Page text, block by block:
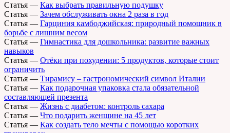
Статья — Как выбрать правильную подушку
Статья — Зачем обслуживать окна 2 раза в год
Статья — Гарциния камбоджийская: природный помощник в
борьбе с лишним весом
Статья — Гимнастика для дошкольника: развитие важных
навыков
Статья — Отёки при похудении: 5 продуктов, которые стоит
ограничить
Статья — Тирамису – гастрономический символ Италии
Статья — Как подарочная упаковка стала обязательной
составляющей презента
Статья — Жизнь с диабетом: контроль сахара
Статья — Что подарить женщине на 45 лет
Статья — Как создать тело мечты с помощью коротких